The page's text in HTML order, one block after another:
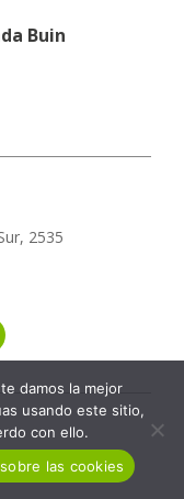
Buin
2535
damos la mejor
usando este sitio,
con ello.
las cookies